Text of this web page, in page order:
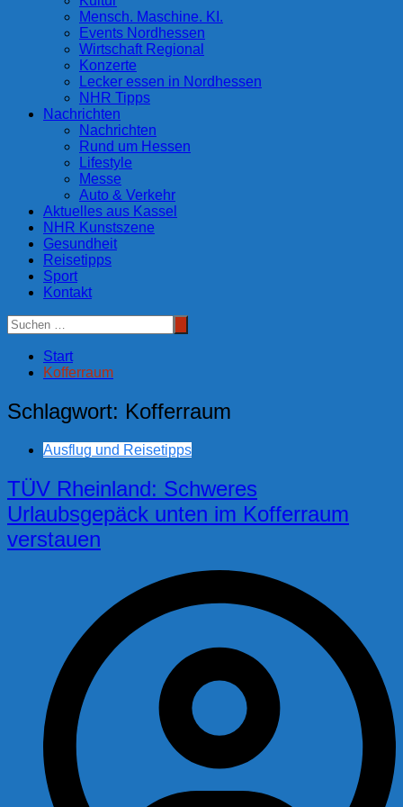
Mensch. Maschine. KI.
Events Nordhessen
Wirtschaft Regional
Konzerte
Lecker essen in Nordhessen
NHR Tipps
Nachrichten
Nachrichten
Rund um Hessen
Lifestyle
Messe
Auto & Verkehr
Aktuelles aus Kassel
NHR Kunstszene
Gesundheit
Reisetipps
Sport
Kontakt
Start
Kofferraum
Schlagwort: Kofferraum
Ausflug und Reisetipps
TÜV Rheinland: Schweres
Urlaubsgepäck unten im Kofferraum
verstauen